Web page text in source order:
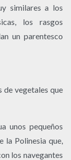
similares a los
los rasgos
un parentesco
de vegetales que
unos pequeños
la Polinesia que,
los navegantes